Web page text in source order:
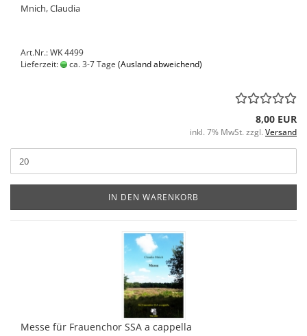
Mnich, Claudia
Art.Nr.: WK 4499
Lieferzeit:
ca. 3-7 Tage (Ausland abweichend)
8,00 EUR
inkl. 7% MwSt. zzgl. Versand
IN DEN WARENKORB
Messe für Frauenchor SSA a cappella